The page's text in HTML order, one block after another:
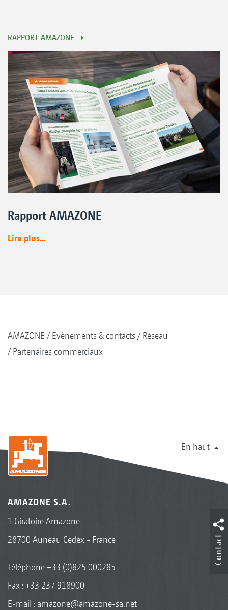
RAPPORT AMAZONE
Rapport AMAZONE
Lire plus...
AMAZONE Evènements & contacts
Réseau
Partenaires commerciaux
En haut
AMAZONE S.A.
1 Giratoire Amazone
28700 Auneau Cedex - France
Téléphone+33 (0)825 000285
Fax : +33 237 918900
E-mail : amazone@amazone-sa.net
Contact